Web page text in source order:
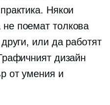
Някои
поемат толкова
или да работят
дизайн
от умения и